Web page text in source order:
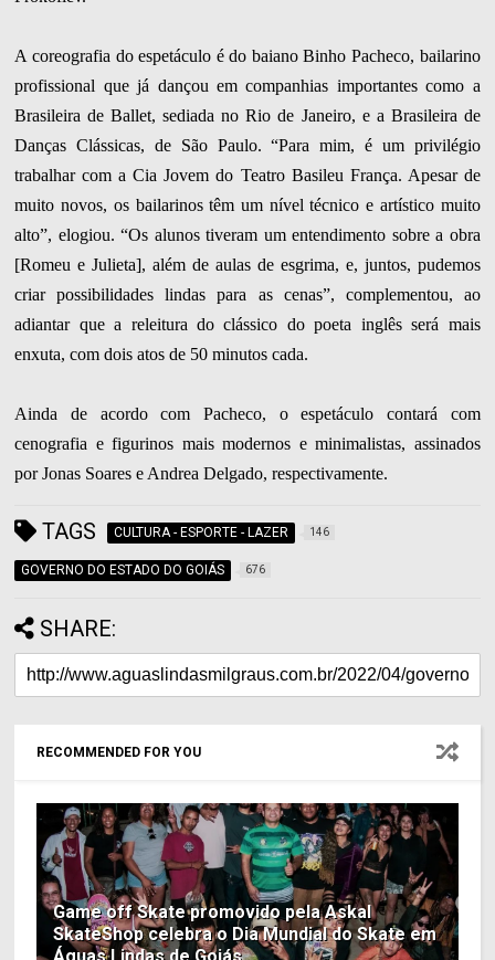
A coreografia do espetáculo é do baiano Binho Pacheco, bailarino
profissional que já dançou em companhias importantes como a
Brasileira de Ballet, sediada no Rio de Janeiro, e a Brasileira de
Danças Clássicas, de São Paulo. “Para mim, é um privilégio
trabalhar com a Cia Jovem do Teatro Basileu França. Apesar de
muito novos, os bailarinos têm um nível técnico e artístico muito
alto”, elogiou. “Os alunos tiveram um entendimento sobre a obra
[Romeu e Julieta], além de aulas de esgrima, e, juntos, pudemos
criar possibilidades lindas para as cenas”, complementou, ao
adiantar que a releitura do clássico do poeta inglês será mais
enxuta, com dois atos de 50 minutos cada.
Ainda de acordo com Pacheco, o espetáculo contará com
cenografia e figurinos mais modernos e minimalistas, assinados
por Jonas Soares e Andrea Delgado, respectivamente.
TAGS CULTURA - ESPORTE - LAZER 146
GOVERNO DO ESTADO DO GOIÁS 676
SHARE:
RECOMMENDED FOR YOU
Game off Skate promovido pela Askal
SkateShop celebra o Dia Mundial do Skate em